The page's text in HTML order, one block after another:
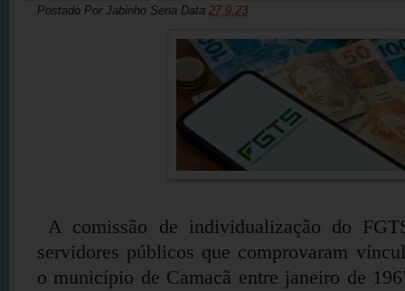
Postado Por Jabinho Sena Data 27.9.23
A comissão de individualização do
servidores públicos que comprovaram
o município de Camacã entre janeiro de